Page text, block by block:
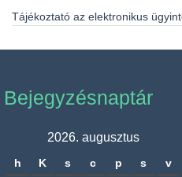
Tájékoztató az elektronikus
Bejegyzésnaptár
2026. augusztus
h K s c p s v